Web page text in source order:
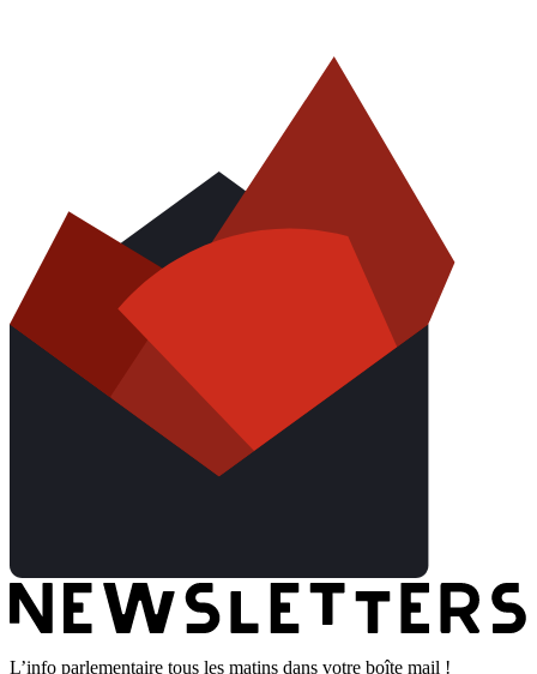
L’info parlementaire tous les matins dans votre boîte mail !